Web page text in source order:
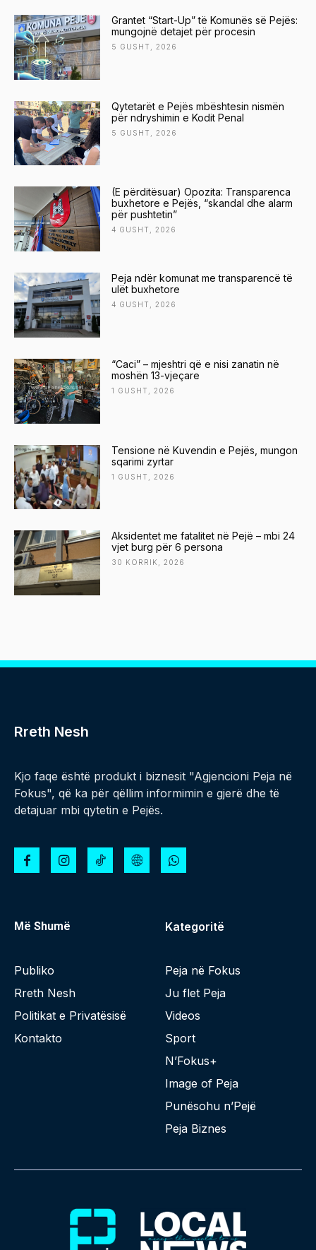
Grantet “Start-Up” të Komunës së Pejës:
mungojnë detajet për procesin
5 GUSHT, 2026
Qytetarët e Pejës mbështesin nismën
për ndryshimin e Kodit Penal
5 GUSHT, 2026
(E përditësuar) Opozita: Transparenca
buxhetore e Pejës, “skandal dhe alarm
për pushtetin”
4 GUSHT, 2026
Peja ndër komunat me transparencë të
ulët buxhetore
4 GUSHT, 2026
“Caci” – mjeshtri që e nisi zanatin në
moshën 13-vjeçare
1 GUSHT, 2026
Tensione në Kuvendin e Pejës, mungon
sqarimi zyrtar
1 GUSHT, 2026
Aksidentet me fatalitet në Pejë – mbi 24
vjet burg për 6 persona
30 KORRIK, 2026
Rreth Nesh
Kjo faqe është produkt i biznesit "Agjencioni Peja në
Fokus", që ka për qëllim informimin e gjerë dhe të
detajuar mbi qytetin e Pejës.
Më Shumë
Publiko
Rreth Nesh
Politikat e Privatësisë
Kontakto
Kategoritë
Peja në Fokus
Ju flet Peja
Videos
Sport
N’Fokus+
Image of Peja
Punësohu n’Pejë
Peja Biznes